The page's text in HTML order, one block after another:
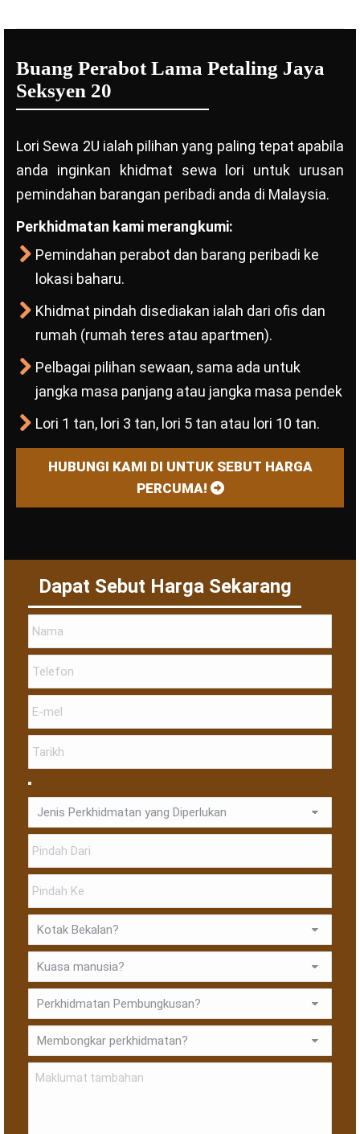
Buang Perabot Lama Petaling Jaya
Seksyen 20
Lori Sewa 2U ialah pilihan yang paling tepat apabila
anda inginkan khidmat sewa lori untuk urusan
pemindahan barangan peribadi anda di Malaysia.
Perkhidmatan kami merangkumi:
Pemindahan perabot dan barang peribadi ke
lokasi baharu.
Khidmat pindah disediakan ialah dari ofis dan
rumah (rumah teres atau apartmen).
Pelbagai pilihan sewaan, sama ada untuk
jangka masa panjang atau jangka masa pendek
Lori 1 tan, lori 3 tan, lori 5 tan atau lori 10 tan.
HUBUNGI KAMI DI UNTUK SEBUT HARGA
PERCUMA!
Dapat Sebut Harga Sekarang